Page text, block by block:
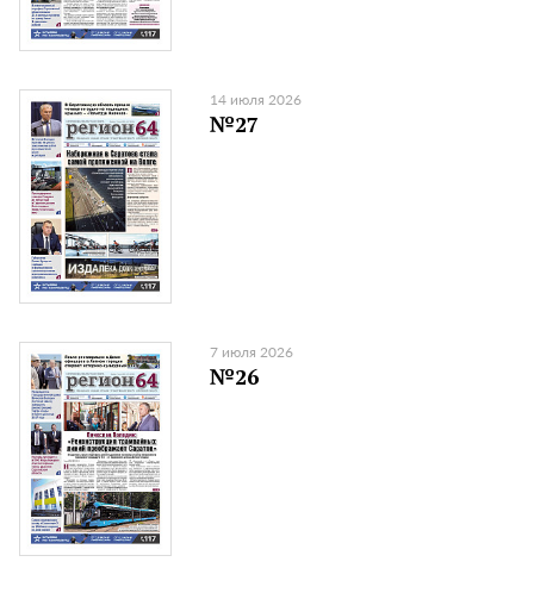
14 июля 2026
№27
7 июля 2026
№26